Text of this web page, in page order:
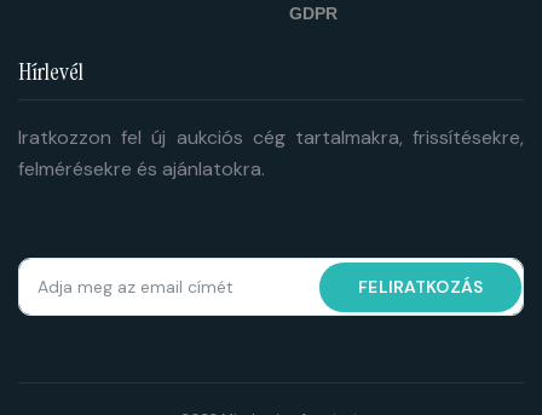
GDPR
Hírlevél
Iratkozzon fel új aukciós cég tartalmakra, frissítésekre,
felmérésekre és ajánlatokra.
FELIRATKOZÁS